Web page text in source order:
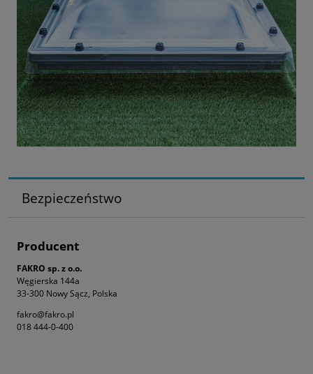
Bezpieczeństwo
Producent
FAKRO sp. z o.o.
Węgierska 144a
33-300 Nowy Sącz, Polska
fakro@fakro.pl
018 444-0-400